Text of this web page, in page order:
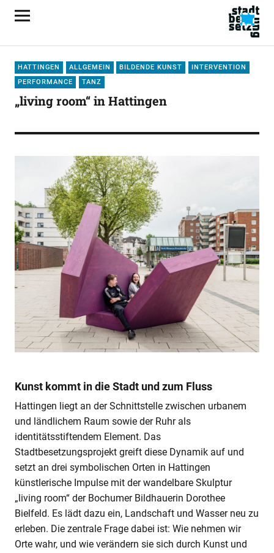
HATTINGEN ALLGEMEIN BILDENDE KUNST
INTERVENTION
PERFORMANCE
TANZ
„living room“ in Hattingen
Kunst kommt in die Stadt und zum Fluss
Hattingen liegt an der Schnittstelle zwischen urbanem
und ländlichem Raum sowie der Ruhr als
identitätsstiftendem Element. Das
Stadtbesetzungsprojekt greift diese Dynamik auf und
setzt an drei symbolischen Orten in Hattingen
künstlerische Impulse mit der wandelbare Skulptur
„living room“ der Bochumer Bildhauerin Dorothee
Bielfeld. Es lädt dazu ein, Landschaft und Wasser neu zu
erleben. Die zentrale Frage dabei ist: Wie nehmen wir
Orte wahr, und wie verändern sie sich durch Kunst und